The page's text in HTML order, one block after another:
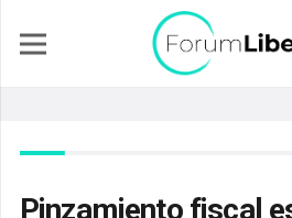
Pinzamiento fiscal